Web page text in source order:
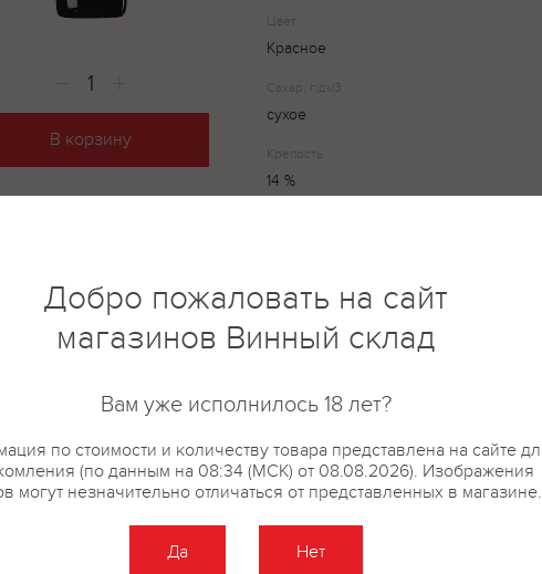
В корзину
Цвет
Красное
Сахар, г/дм3
сухое
Крепость
14 %
Batterfly Ridge Shiraz Cabernet –
Южной Австралии. Виноград для
выращен на собственных
виноделов премиум-сегмента по
Вино цвета тёмного рубина с
комплексный и сложный: тёмные
черешня, ежевика), спелая слива,
вина полный, с продолжительным,
послевкусием Виноград сортов
выращенный в регионе Риверлэнд.
Добро пожаловать на сайт
магазинов Винный склад
Вам уже исполнилось 18 лет?
по стоимости и количеству товара представлена на сайте
(по данным на 08:34 (МСК) от 08.08.2026). Изображения
могут незначительно отличаться от представленных в магазине.
Да Нет